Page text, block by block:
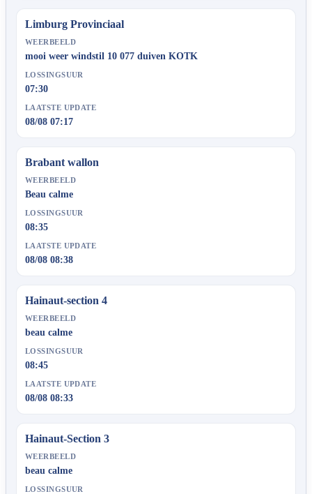
Limburg Provinciaal
WEERBEELD
mooi weer windstil 10 077 duiven KOTK
LOSSINGSUUR
07:30
LAATSTE UPDATE
08/08 07:17
Brabant wallon
WEERBEELD
Beau calme
LOSSINGSUUR
08:35
LAATSTE UPDATE
08/08 08:38
Hainaut-section 4
WEERBEELD
beau calme
LOSSINGSUUR
08:45
LAATSTE UPDATE
08/08 08:33
Hainaut-Section 3
WEERBEELD
beau calme
LOSSINGSUUR